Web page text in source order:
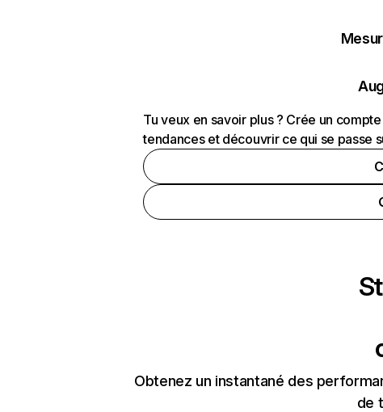
Tu veux en savoir plus ? Crée un
tendances et découvrir ce qui se passe
Obtenez un instantané des
de